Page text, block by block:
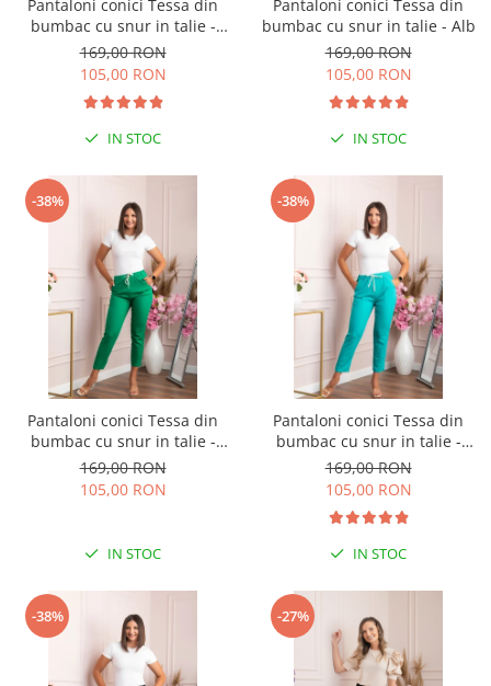
Pantaloni conici Tessa din
bumbac cu snur in talie -
Bleumarin
169,00 RON
105,00 RON
IN STOC
Pantaloni conici Tessa din
bumbac cu snur in talie - Alb
169,00 RON
105,00 RON
IN STOC
-38%
Pantaloni conici Tessa din
bumbac cu snur in talie -
Verde smarald
169,00 RON
105,00 RON
IN STOC
-38%
Pantaloni conici Tessa din
bumbac cu snur in talie -
Turcoaz
169,00 RON
105,00 RON
IN STOC
-38% -27%